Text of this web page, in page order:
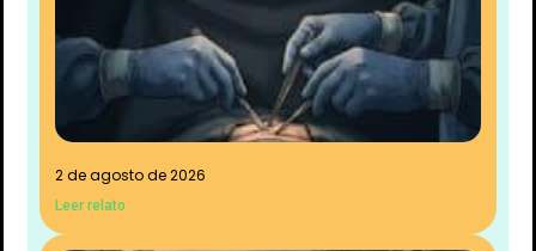
2 de agosto de 2026
Leer relato